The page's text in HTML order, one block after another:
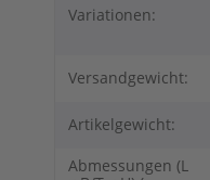
Variationen:
Versandgewicht:
Artikelgewicht:
Abmessungen (L